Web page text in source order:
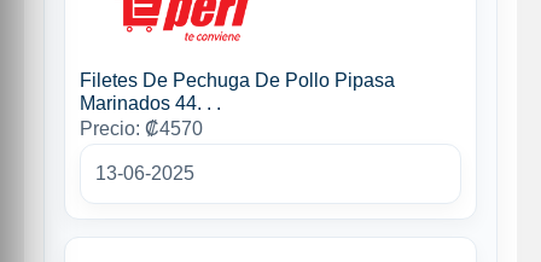
Filetes De Pechuga De Pollo Pipasa
Marinados 44. . .
Precio: ₡4570
13-06-2025